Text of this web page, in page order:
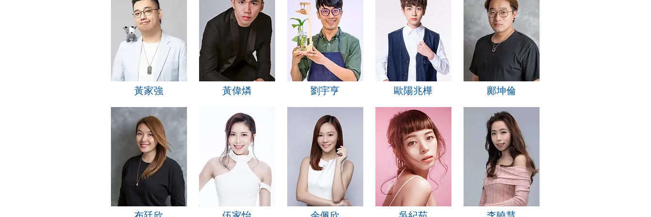
黃家強 黃偉燐 劉宇亨 歐陽兆樺 鄺坤倫